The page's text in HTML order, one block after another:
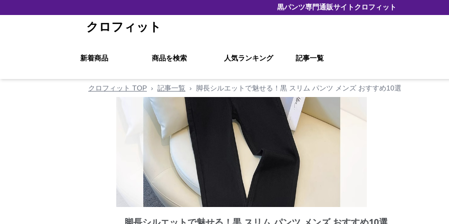
黒パンツ専門通販サイトクロフィット
クロフィット
新着商品 商品を検索 人気ランキング 記事一覧
クロフィット TOP › 記事一覧 › 脚長シルエットで魅せる！黒 スリム パンツ メンズ おすすめ10選